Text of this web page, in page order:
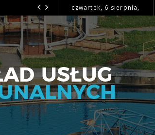
OGŁOSZENIE
czwartek, 6 sierpnia,
2026